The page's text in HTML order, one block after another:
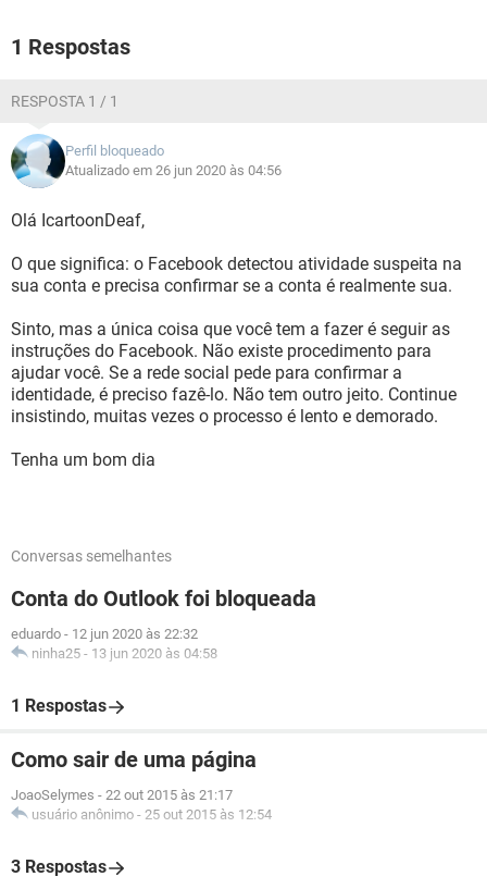
obrigado!
1 Respostas
RESPOSTA 1 / 1
Perfil bloqueado
Atualizado em 26 jun 2020 às 04:56
Olá IcartoonDeaf,
O que significa: o Facebook detectou atividade suspeita na
sua conta e precisa confirmar se a conta é realmente sua.
Sinto, mas a única coisa que você tem a fazer é seguir as
instruções do Facebook. Não existe procedimento para
ajudar você. Se a rede social pede para confirmar a
identidade, é preciso fazê-lo. Não tem outro jeito. Continue
insistindo, muitas vezes o processo é lento e demorado.
Tenha um bom dia
Conversas semelhantes
Conta do Outlook foi bloqueada
eduardo - 12 jun 2020 às 22:32
ninha25 - 13 jun 2020 às 04:58
1 Respostas
Como sair de uma página
JoaoSelymes - 22 out 2015 às 21:17
usuário anônimo - 25 out 2015 às 12:54
3 Respostas